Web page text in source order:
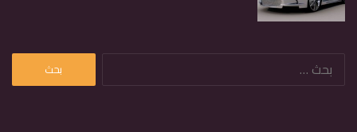
البحث